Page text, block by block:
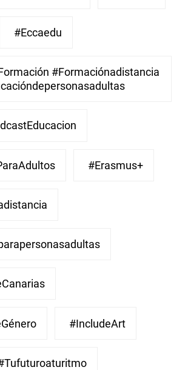
#eccaedu
#formaciónadistancia
#Erasmus+
#IncludeArt